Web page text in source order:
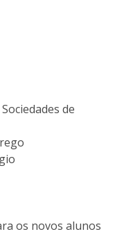
de
os novos alunos